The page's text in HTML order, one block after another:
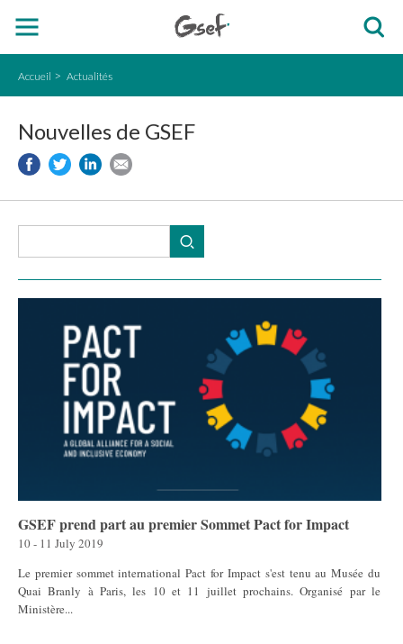
Accueil Actualités
Nouvelles de GSEF
GSEF prend part au premier Sommet Pact for Impact
10 - 11 July 2019
Le premier sommet international Pact for Impact s'est tenu au Musée du
Quai Branly à Paris, les 10 et 11 juillet prochains. Organisé par le
Ministère...